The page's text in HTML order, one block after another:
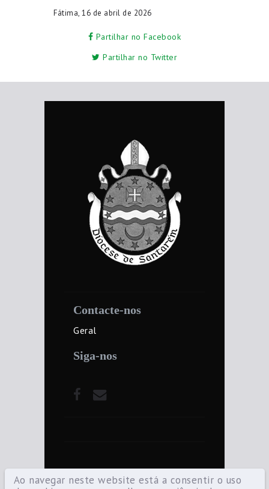
Ao navegar neste website está a consentir o uso
Fátima, 16 de abril de 2026
Partilhar no Facebook
Partilhar no Twitter
Contacte-nos
Geral
Siga-nos